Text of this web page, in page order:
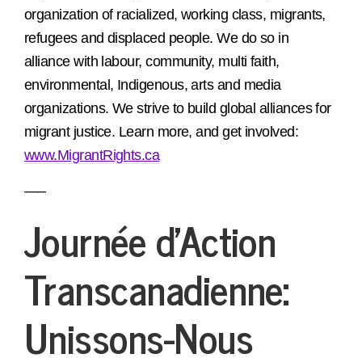
organization of racialized, working class, migrants,
refugees and displaced people. We do so in
alliance with labour, community, multi faith,
environmental, Indigenous, arts and media
organizations. We strive to build global alliances for
migrant justice. Learn more, and get involved:
www.MigrantRights.ca
—–
Journée d’Action
Transcanadienne:
Unissons-Nous